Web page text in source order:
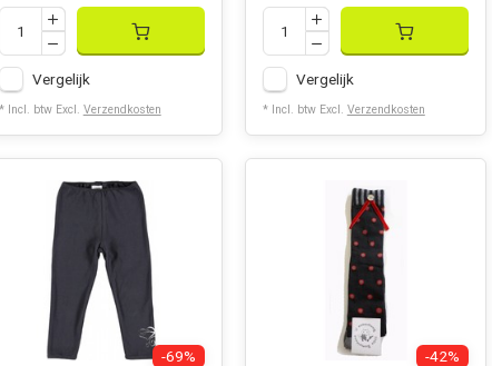
Vergelijk
* Incl. btw Excl. Verzendkosten
Vergelijk
* Incl. btw Excl. Verzendkosten
-69% -42%